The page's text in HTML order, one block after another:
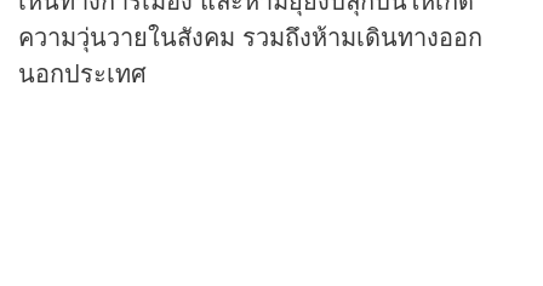
ความวุ่นวายในสังคม รวมถึงห้ามเดินทางออก
นอกประเทศ